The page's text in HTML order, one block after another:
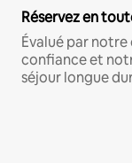
Réservez en
Évalué par
confiance et
séjour longue